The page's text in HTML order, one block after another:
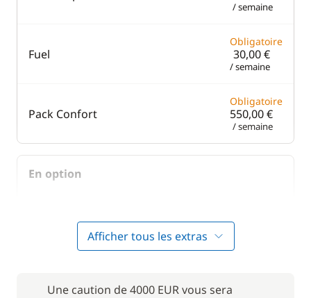
/ semaine
Fuel
Obligatoire
30,00 €
/ semaine
Pack Confort
Obligatoire
550,00 €
/ semaine
En option
Afficher tous les extras
Une caution de 4000 EUR vous sera